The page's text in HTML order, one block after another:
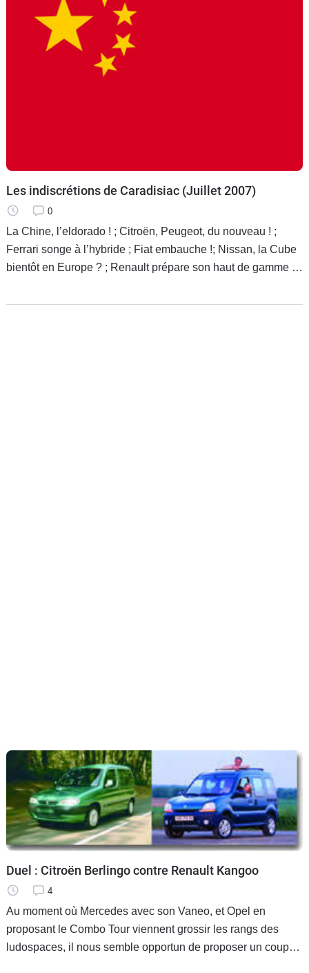
Les indiscrétions de Caradisiac (Juillet 2007)
0
La Chine, l’eldorado ! ; Citroën, Peugeot, du nouveau ! ;
Ferrari songe à l’hybride ; Fiat embauche !; Nissan, la Cube
bientôt en Europe ? ; Renault prépare son haut de gamme ;
Duel : Citroën Berlingo contre Renault Kangoo
4
Au moment où Mercedes avec son Vaneo, et Opel en
proposant le Combo Tour viennent grossir les rangs des
ludospaces, il nous semble opportun de proposer un coup